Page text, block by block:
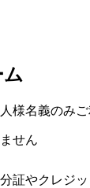
様名義のみご
せん